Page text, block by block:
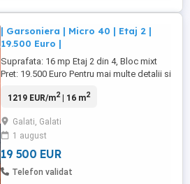
| Garsoniera | Micro 40 | Etaj 2 |
19.500 Euro |
Suprafata: 16 mp Etaj 2 din 4, Bloc mixt
Pret: 19.500 Euro Pentru mai multe detalii si
numarul 601 830
1219 EUR/m2| 16 m2
Galati, Galati
1 august
19 500 EUR
Telefon validat